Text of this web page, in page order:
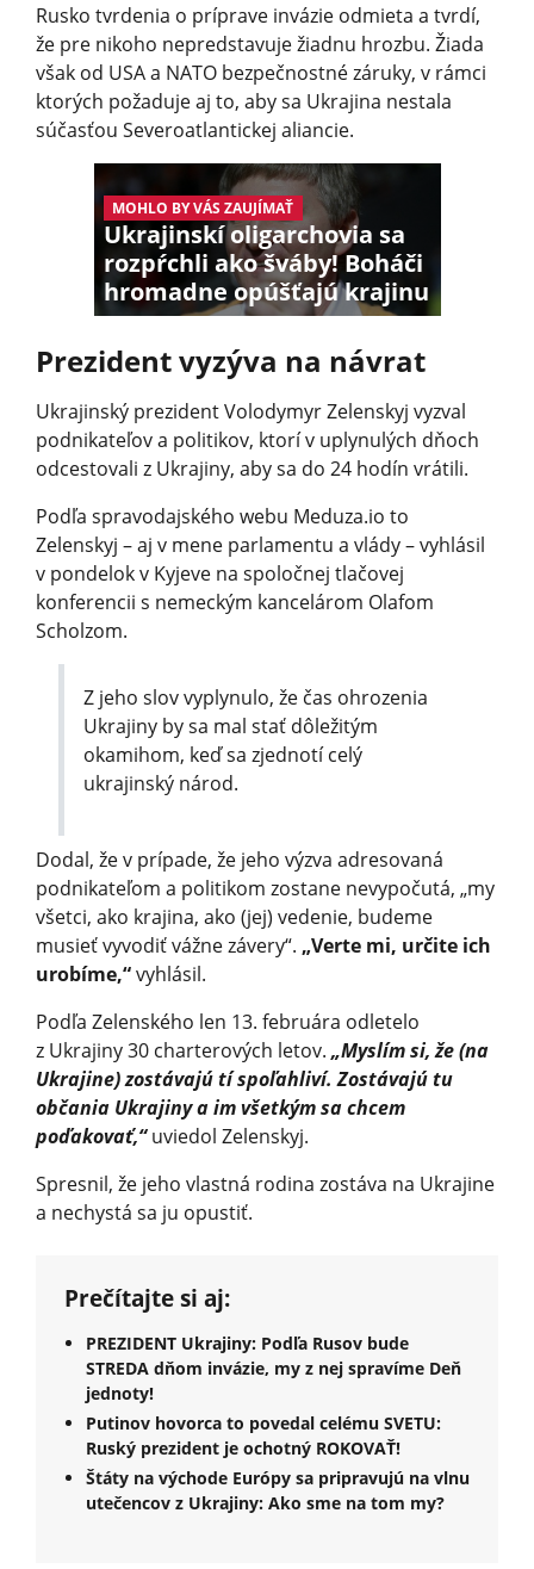
Rusko tvrdenia o príprave invázie odmieta a tvrdí,
že pre nikoho nepredstavuje žiadnu hrozbu. Žiada
však od USA a NATO bezpečnostné záruky, v rámci
ktorých požaduje aj to, aby sa Ukrajina nestala
súčasťou Severoatlantickej aliancie.
MOHLO BY VÁS ZAUJÍMAŤ
Ukrajinskí oligarchovia sa
rozpŕchli ako šváby! Boháči
hromadne opúšťajú krajinu
Prezident vyzýva na návrat
Ukrajinský prezident Volodymyr Zelenskyj vyzval
podnikateľov a politikov, ktorí v uplynulých dňoch
odcestovali z Ukrajiny, aby sa do 24 hodín vrátili.
Podľa spravodajského webu Meduza.io to
Zelenskyj – aj v mene parlamentu a vlády – vyhlásil
v pondelok v Kyjeve na spoločnej tlačovej
konferencii s nemeckým kancelárom Olafom
Scholzom.
Z jeho slov vyplynulo, že čas ohrozenia
Ukrajiny by sa mal stať dôležitým
okamihom, keď sa zjednotí celý
ukrajinský národ.
Dodal, že v prípade, že jeho výzva adresovaná
podnikateľom a politikom zostane nevypočutá, „my
všetci, ako krajina, ako (jej) vedenie, budeme
musieť vyvodiť vážne závery“. „Verte mi, určite ich
urobíme,“vyhlásil.
Podľa Zelenského len 13. februára odletelo
z Ukrajiny 30 charterových letov. „Myslím si, že (na
Ukrajine) zostávajú tí spoľahliví. Zostávajú tu
občania Ukrajiny a im všetkým sa chcem
poďakovať,“uviedol Zelenskyj.
Spresnil, že jeho vlastná rodina zostáva na Ukrajine
a nechystá sa ju opustiť.
Prečítajte si aj:
PREZIDENT Ukrajiny: Podľa Rusov bude
STREDA dňom invázie, my z nej spravíme Deň
jednoty!
Putinov hovorca to povedal celému SVETU:
Ruský prezident je ochotný ROKOVAŤ!
Štáty na východe Európy sa pripravujú na vlnu
utečencov z Ukrajiny: Ako sme na tom my?